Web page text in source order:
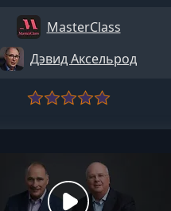
MasterClass
Дэвид Аксельрод